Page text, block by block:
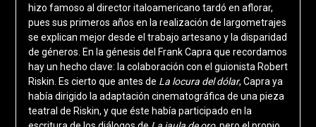
hizo famoso al director italoamericano tardó en aflorar,
pues sus primeros años en la realización de largometrajes
se explican mejor desde el trabajo artesano y la disparidad
de géneros. En la génesis del Frank Capra que recordamos
hay un hecho clave: la colaboración con el guionista Robert
Riskin. Es cierto que antes de La locura del dólar, Capra ya
había dirigido la adaptación cinematográfica de una pieza
teatral de Riskin, y que éste había participado en la